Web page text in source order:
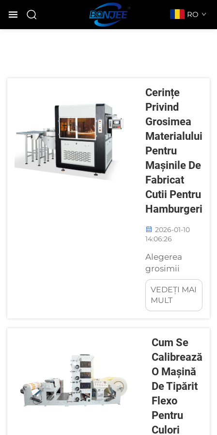
RO
Cerințe
Privind
Grosimea
Materialului
Pentru
Mașinile De
Fabricat
Cutii Pentru
Hamburgeri
2026-01-10
14:06:26
Alegerea
grosimii
potrivite a
materialului
este esențială
fără
probleme a
unei mașini
de fabricat
cutii pentru
hamburgeri,
pentru
calitatea și
VEDEȚI MAI
MULT
Cum Se
Calibrează
O Mașină
De Tipărit
Flexo
Pentru
Culori